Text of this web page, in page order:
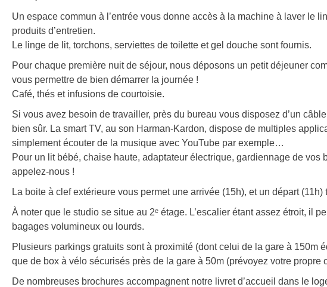
Un espace commun à l’entrée vous donne accès à la machine à laver le
produits d’entretien.
Le linge de lit, torchons, serviettes de toilette et gel douche sont fournis.
Pour chaque première nuit de séjour, nous déposons un petit déjeuner
vous permettre de bien démarrer la journée !
Café, thés et infusions de courtoisie.
Si vous avez besoin de travailler, près du bureau vous disposez d’un
bien sûr. La smart TV, au son Harman-Kardon, dispose de multiples
simplement écouter de la musique avec YouTube par exemple…
Pour un lit bébé, chaise haute, adaptateur électrique, gardiennage de
appelez-nous !
La boite à clef extérieure vous permet une arrivée (15h), et un départ
À noter que le studio se situe au 2ᵉ étage. L’escalier étant assez étroit, il
bagages volumineux ou lourds.
Plusieurs parkings gratuits sont à proximité (dont celui de la gare à 150m
que de box à vélo sécurisés près de la gare à 50m (prévoyez votre propre
De nombreuses brochures accompagnent notre livret d’accueil dans le